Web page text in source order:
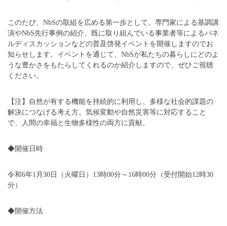
このたび、NbSの取組を広める第一歩として、専門家による基調講
演やNbS先行事例の紹介、既に取り組んでいる事業者等によるパネ
ルディスカッションなどの普及啓発イベントを開催しますのでお
知らせします。イベントを通じて、NbSが私たちの暮らしにどのよ
うな豊かさをもたらしてくれるのか紹介しますので、ぜひご視聴
ください。
【注】自然が有する機能を持続的に利用し、多様な社会的課題の
解決につなげる考え方。気候変動や自然災害等に対応すること
で、人間の幸福と生物多様性の両方に貢献。
◆開催日時
令和6年1月30日（火曜日）13時00分～16時00分（受付開始12時30
分）
◆開催方法